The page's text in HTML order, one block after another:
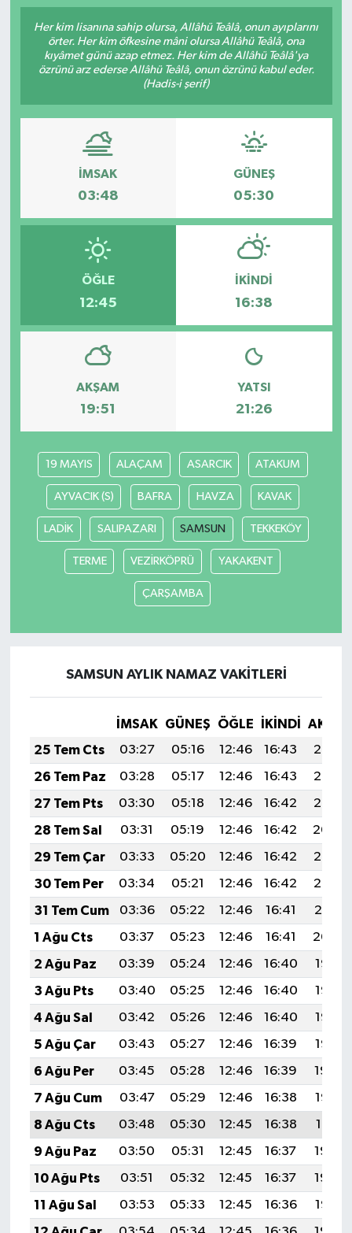
Her kim lisanına sahip olursa, Allâhü Teâlâ, onun ayıplarını
örter. Her kim öfkesine mâni olursa Allâhü Teâlâ, ona
kıyâmet günü azap etmez. Her kim de Allâhü Teâlâ'ya
özrünü arz ederse Allâhü Teâlâ, onun özrünü kabul eder.
(Hadis-i şerif)
İMSAK
03:48
GÜNEŞ
05:30
ÖĞLE
12:45
İKINDI
16:38
AKŞAM
19:51
YATSI
21:26
19 MAYIS ALAÇAM ASARCIK ATAKUM
AYVACIK (S) BAFRA HAVZA KAVAK
LADİK SALIPAZARI SAMSUN TEKKEKÖY
TERME VEZİRKÖPRÜ YAKAKENT
ÇARŞAMBA
SAMSUN AYLIK NAMAZ VAKITLERI
İMSAK GÜNEŞ ÖĞLE İKINDI
25 Tem Cts
03:27 05:16 12:46 16:43
20:07
26 Tem Paz
03:28 05:17 12:46 16:43
20:06
27 Tem Pts
03:30 05:18 12:46 16:42
20:05
28 Tem Sal
03:31 05:19 12:46 16:42
20:04
29 Tem Çar
03:33 05:20 12:46 16:42
20:03
30 Tem Per
03:34 05:21 12:46 16:42
20:02
31 Tem Cum
03:36 05:22 12:46 16:41
20:01
1 Ağu Cts
03:37 05:23 12:46 16:41
20:00
2 Ağu Paz
03:39 05:24 12:46 16:40
19:58
3 Ağu Pts
03:40 05:25 12:46 16:40
19:57
4 Ağu Sal
03:42 05:26 12:46 16:40
19:56
5 Ağu Çar
03:43 05:27 12:46 16:39
19:55
6 Ağu Per
03:45 05:28 12:46 16:39
19:54
7 Ağu Cum
03:47 05:29 12:46 16:38
19:53
8 Ağu Cts
03:48 05:30 12:45 16:38
19:51
9 Ağu Paz
03:50 05:31 12:45 16:37
19:50
10 Ağu Pts
03:51 05:32 12:45 16:37
19:49
11 Ağu Sal
03:53 05:33 12:45 16:36
19:47